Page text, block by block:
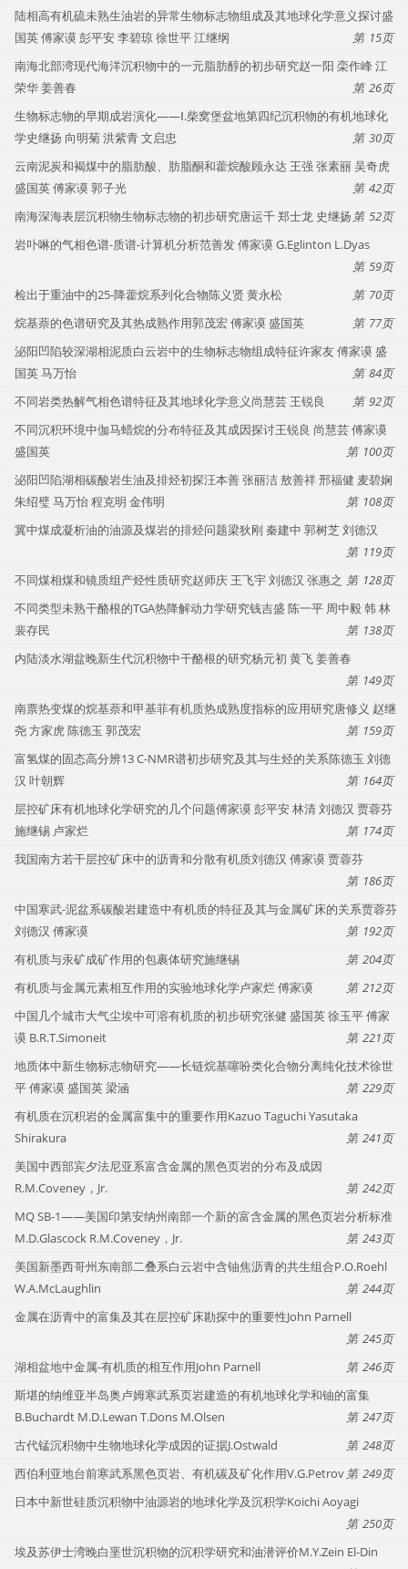
陆相高有机硫未熟生油岩的异常生物标志物组成及其地球化学意义探讨盛
国英 傅家谟 彭平安 李碧琼 徐世平 江继纲
15
南海北部湾现代海洋沉积物中的一元脂肪醇的初步研究赵一阳 栾作峰 江
荣华 姜善春
26
生物标志物的早期成岩演化——Ⅰ.柴窝堡盆地第四纪沉积物的有机地球化
学史继扬 向明菊 洪紫青 文启忠
30
云南泥炭和褐煤中的脂肪酸、肪脂酮和藿烷酸顾永达 王强 张素丽 吴奇虎
盛国英 傅家谟 郭子光
42
南海深海表层沉积物生物标志物的初步研究唐运千 郑士龙 史继扬
52
岩卟啉的气相色谱-质谱-计算机分析范善发 傅家谟 G.Eglinton L.Dyas
59
检出于重油中的25-降藿烷系列化合物陈义贤 黄永松
70
烷基萘的色谱研究及其热成熟作用郭茂宏 傅家谟 盛国英
77
泌阳凹陷较深湖相泥质白云岩中的生物标志物组成特征许家友 傅家谟 盛
国英 马万怡
84
不同岩类热解气相色谱特征及其地球化学意义尚慧芸 王锐良
92
不同沉积环境中伽马蜡烷的分布特征及其成因探讨王锐良 尚慧芸 傅家谟
盛国英
100
泌阳凹陷湖相碳酸岩生油及排烃初探汪本善 张丽洁 敖善祥 邢福健 麦碧娴
朱绍璧 马万怡 程克明 金伟明
108
冀中煤成凝析油的油源及煤岩的排烃问题梁狄刚 秦建中 郭树芝 刘德汉
119
不同煤相煤和镜质组产烃性质研究赵师庆 王飞宇 刘德汉 张惠之
128
不同类型未熟干酪根的TGA热降解动力学研究钱吉盛 陈一平 周中毅 韩 林
裴存民
138
内陆淡水湖盆晚新生代沉积物中干酪根的研究杨元初 黄飞 姜善春
149
南票热变煤的烷基萘和甲基菲有机质热成熟度指标的应用研究唐修义 赵继
尧 方家虎 陈德玉 郭茂宏
159
富氢煤的固态高分辨13 C-NMR谱初步研究及其与生烃的关系陈德玉 刘德
汉 叶朝辉
164
层控矿床有机地球化学研究的几个问题傅家谟 彭平安 林清 刘德汉 贾蓉芬
施继锡 卢家烂
174
我国南方若干层控矿床中的沥青和分散有机质刘德汉 傅家谟 贾蓉芬
186
中国寒武-泥盆系碳酸岩建造中有机质的特征及其与金属矿床的关系贾蓉芬
刘德汉 傅家谟
192
有机质与汞矿成矿作用的包裹体研究施继锡
204
有机质与金属元素相互作用的实验地球化学卢家烂 傅家谟
212
中国几个城市大气尘埃中可溶有机质的初步研究张健 盛国英 徐玉平 傅家
谟 B.R.T.Simoneit
221
地质体中新生物标志物研究——长链烷基噻吩类化合物分离纯化技术徐世
平 傅家谟 盛国英 梁涵
229
有机质在沉积岩的金属富集中的重要作用Kazuo Taguchi Yasutaka
Shirakura
241
美国中西部宾夕法尼亚系富含金属的黑色页岩的分布及成因
R.M.Coveney，Jr.
242
MQ SB-1——美国印第安纳州南部一个新的富含金属的黑色页岩分析标准
M.D.Glascock R.M.Coveney，Jr.
243
美国新墨西哥州东南部二叠系白云岩中含铀焦沥青的共生组合P.O.Roehl
W.A.McLaughlin
244
金属在沥青中的富集及其在层控矿床勘探中的重要性John Parnell
245
湖相盆地中金属-有机质的相互作用John Parnell
246
斯堪的纳维亚半岛奥卢姆寒武系页岩建造的有机地球化学和铀的富集
B.Buchardt M.D.Lewan T.Dons M.Olsen
247
古代锰沉积物中生物地球化学成因的证据J.Ostwald
248
西伯利亚地台前寒武系黑色页岩、有机碳及矿化作用V.G.Petrov
249
日本中新世硅质沉积物中油源岩的地球化学及沉积学Koichi Aoyagi
250
埃及苏伊士湾晚白垩世沉积物的沉积学研究和油潜评价M.Y.Zein El-Din